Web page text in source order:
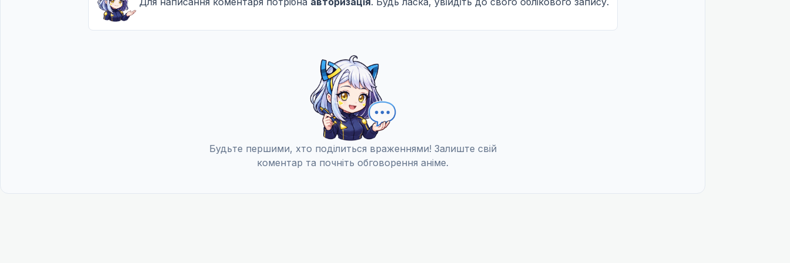
Будьте першими, хто поділиться враженнями! Залиште свій
коментар та почніть обговорення аніме.